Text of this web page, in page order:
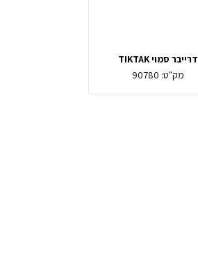
דרייבר סמוי TIKTAK
מק"ט: 90780